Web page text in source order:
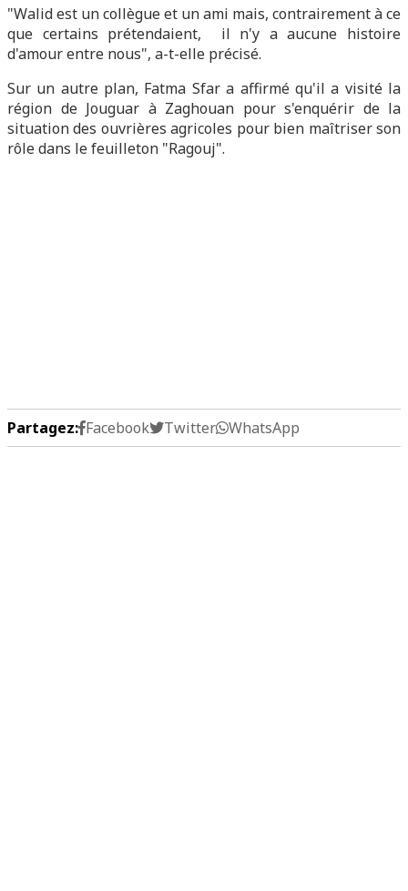
"Walid est un collègue et un ami mais, contrairement à ce
que certains prétendaient, il n'y a aucune histoire
d'amour entre nous", a-t-elle précisé.
Sur un autre plan, Fatma Sfar a affirmé qu'il a visité la
région de Jouguar à Zaghouan pour s'enquérir de la
situation des ouvrières agricoles pour bien maîtriser son
rôle dans le feuilleton "Ragouj".
Partagez: Facebook Twitter WhatsApp